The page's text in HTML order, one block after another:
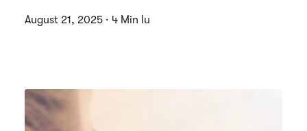
August 21, 2025 · 4 Min lu